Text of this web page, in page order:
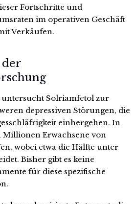
Fortschritte und
im operativen Geschäft
Verkäufen.
untersucht Solriamfetol zur
depressiven Störungen, die
einhergehen. In
Millionen Erwachsene von
wobei etwa die Hälfte unter
Bisher gibt es keine
für diese spezifische